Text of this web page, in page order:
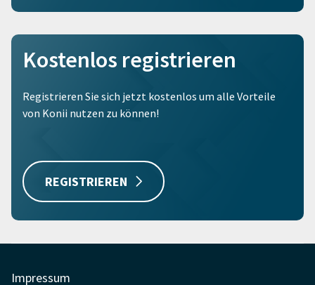
Kostenlos registrieren
Registrieren Sie sich jetzt kostenlos um alle Vorteile
von Konii nutzen zu können!
REGISTRIEREN
Impressum